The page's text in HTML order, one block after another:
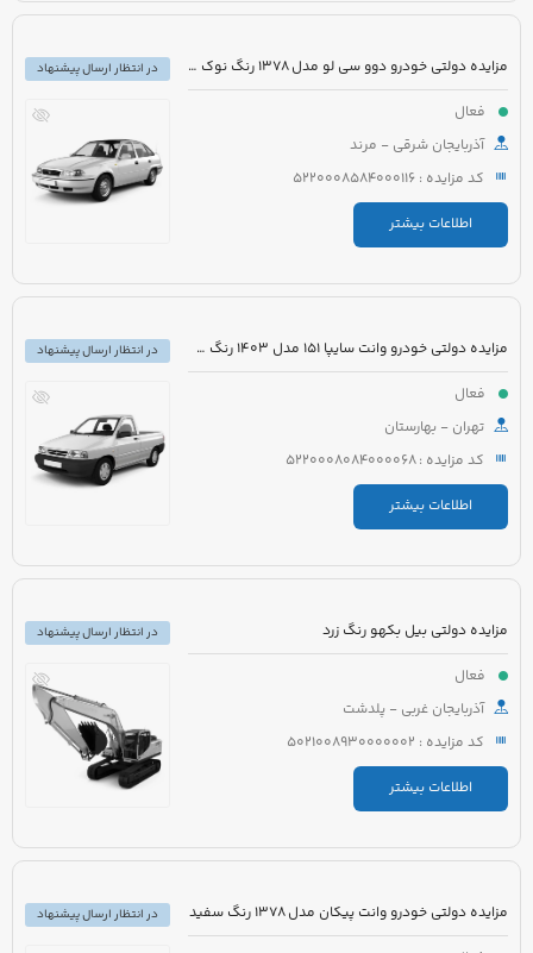
مزایده دولتی خودرو دوو سی لو مدل 1378 رنگ نوک مدادی
فعال
آذربایجان شرقی - مرند
کد مزایده : 5220008584000116
اطلاعات بیشتر
در انتظار ارسال پیشنهاد
مزایده دولتی خودرو وانت سایپا 151 مدل 1403 رنگ سفید روغنی
فعال
تهران - بهارستان
کد مزایده : 5220008084000068
اطلاعات بیشتر
در انتظار ارسال پیشنهاد
مزایده دولتی بیل بکهو رنگ زرد
فعال
آذربایجان غربی - پلدشت
کد مزایده : 5021008930000002
اطلاعات بیشتر
در انتظار ارسال پیشنهاد
مزایده دولتی خودرو وانت پیکان مدل 1378 رنگ سفید
در انتظار ارسال پیشنهاد